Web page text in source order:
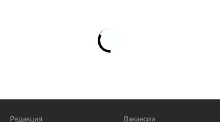
Редакция Вакансии